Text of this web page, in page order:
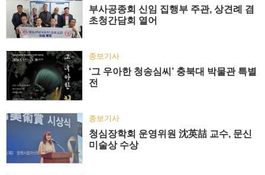
부사공종회 신임 집행부 주관, 상견례 겸
초청간담회 열어
종보기사
‘그 우아한 청송심씨’ 충북대 박물관 특별
전
종보기사
청심장학회 운영위원 沈英喆 교수, 문신
미술상 수상